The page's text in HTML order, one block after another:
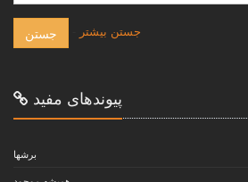
جستن جستن بيشتر
پيوندهاى مفيد
برشها